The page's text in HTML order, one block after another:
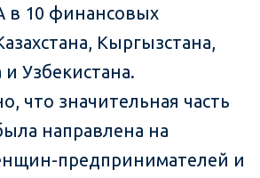
в 10 финансовых
Кыргызстана,
Узбекистана.
что значительная часть
направлена на
предпринимателей и